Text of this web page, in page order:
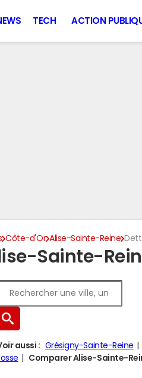
TECH ACTION
Côte-d'Or Alise-Sainte-Reine
Sainte-
aussi : Grésigny-Sainte-Reine
Comparer Alise-Sainte-